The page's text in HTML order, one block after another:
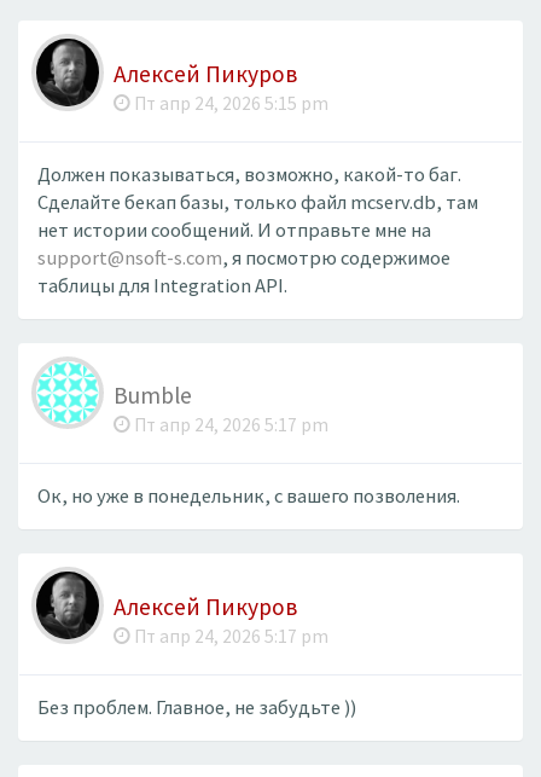
Алексей Пикуров
Пт апр 24, 2026 5:15 pm
Должен показываться, возможно, какой-то баг.
Сделайте бекап базы, только файл mcserv.db, там
нет истории сообщений. И отправьте мне на
support@nsoft-s.com, я посмотрю содержимое
таблицы для Integration API.
Bumble
Пт апр 24, 2026 5:17 pm
Ок, но уже в понедельник, с вашего позволения.
Алексей Пикуров
Пт апр 24, 2026 5:17 pm
Без проблем. Главное, не забудьте ))